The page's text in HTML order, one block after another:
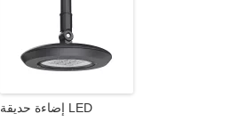
إضاءة حديقة LED